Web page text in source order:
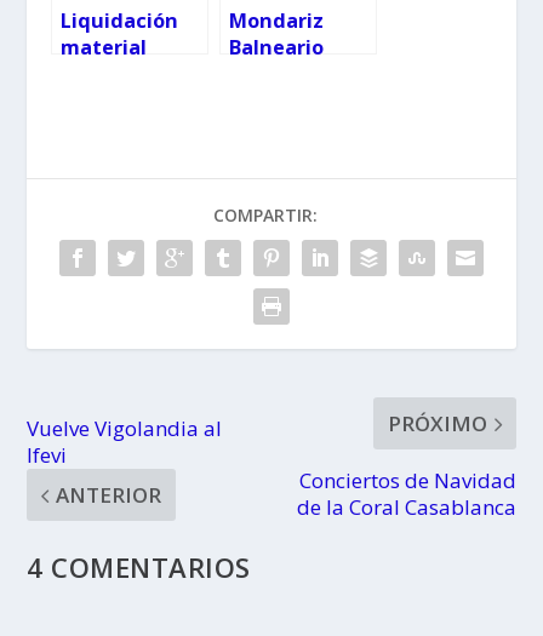
Liquidación
material
Mondariz
Balneario
Galicia
COMPARTIR:
Vuelve Vigolandia al
Ifevi
ANTERIOR
PRÓXIMO
Conciertos de Navidad
de la Coral Casablanca
4 COMENTARIOS